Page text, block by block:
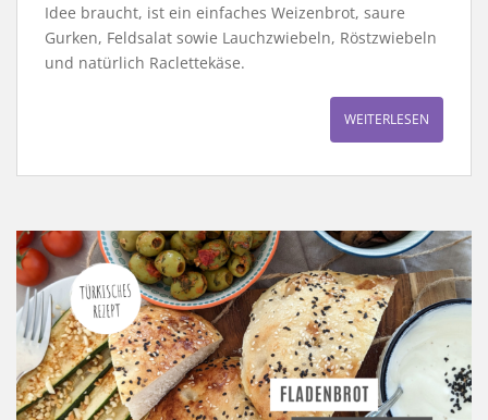
Idee braucht, ist ein einfaches Weizenbrot, saure
Gurken, Feldsalat sowie Lauchzwiebeln, Röstzwiebeln
und natürlich Raclettekäse.
WEITERLESEN